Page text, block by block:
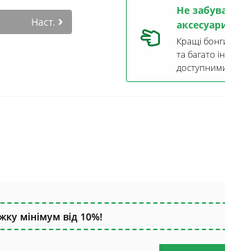
Наст.
Не
Кращі
та багато
мінімум від 10%!